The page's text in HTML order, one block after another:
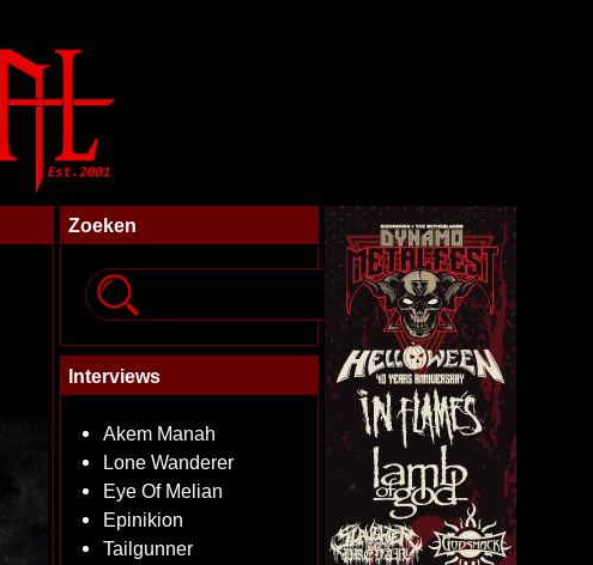
Zoeken
Interviews
Akem Manah
Lone Wanderer
Eye Of Melian
Epinikion
Tailgunner